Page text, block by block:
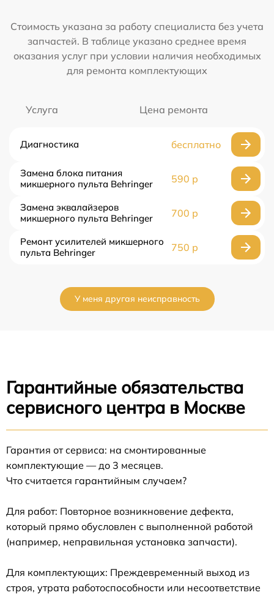
Стоимость указана за работу специалиста без учета
запчастей. В таблице указано среднее время
оказания услуг при условии наличия необходимых
для ремонта комплектующих
Услуга Цена ремонта
Диагностика бесплатно
Замена блока питания
микшерного пульта Behringer
590 р
Замена эквалайзеров
микшерного пульта Behringer
700 р
Ремонт усилителей микшерного
пульта Behringer
750 р
У меня другая неисправность
Гарантийные обязательства
сервисного центра в Москве
Гарантия от сервиса: на смонтированные
комплектующие — до 3 месяцев.
Что считается гарантийным случаем?
Для работ: Повторное возникновение дефекта,
который прямо обусловлен с выполненной работой
(например, неправильная установка запчасти).
Для комплектующих: Преждевременный выход из
строя, утрата работоспособности или несоответствие